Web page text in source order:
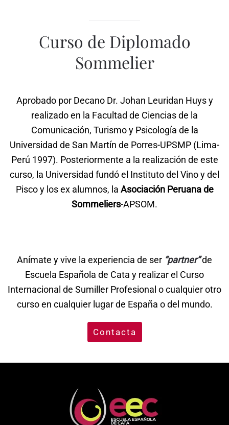
Curso de Diplomado
Sommelier
Aprobado por Decano Dr. Johan Leuridan Huys y
realizado en la Facultad de Ciencias de la
Comunicación, Turismo y Psicología de la
Universidad de San Martín de Porres-UPSMP (Lima-
Perú 1997). Posteriormente a la realización de este
curso, la Universidad fundó el Instituto del Vino y del
Pisco y los ex alumnos, la Asociación Peruana de
Sommeliers-APSOM.
Anímate y vive la experiencia de ser “partner”de
Escuela Española de Cata y realizar el Curso
Internacional de Sumiller Profesional o cualquier otro
curso en cualquier lugar de España o del mundo.
Contacta